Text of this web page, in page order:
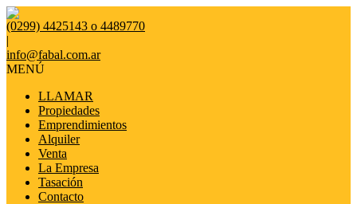
(0299) 4425143 o 4489770
|
info@fabal.com.ar
MENÚ
LLAMAR
Propiedades
Emprendimientos
Alquiler
Venta
La Empresa
Tasación
Contacto